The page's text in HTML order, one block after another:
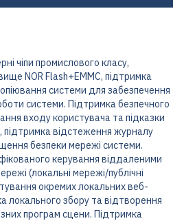
чіпи промислового класу,
NOR Flash+EMMC, підтримка
системи для забезпечення
системи. Підтримка безпечного
входу користувача та підказки
відстеження журналу
безпеки мережі системи.
керування віддаленими
(локальні мережі/публічні
окремих локальних веб-
локального збору та відтворення
програм сцени. Підтримка